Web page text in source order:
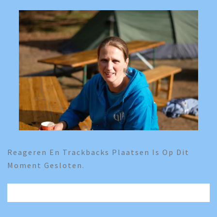
Reageren En Trackbacks Plaatsen Is Op Dit
Moment Gesloten.